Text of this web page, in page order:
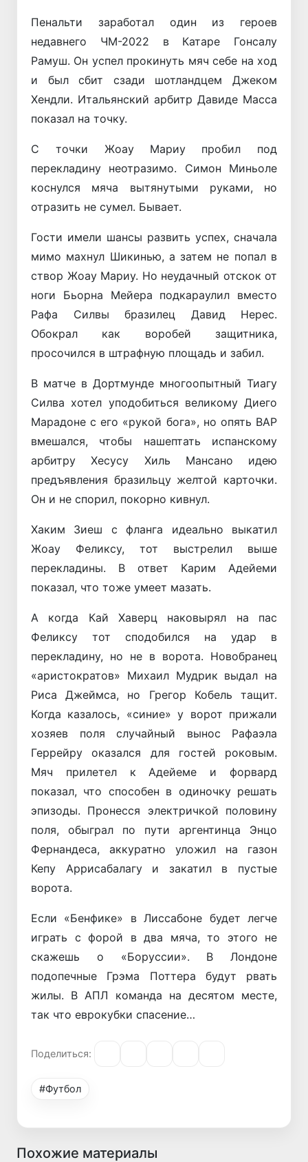
Пенальти заработал один из героев
недавнего ЧМ-2022 в Катаре Гонсалу
Рамуш. Он успел прокинуть мяч себе на ход
и был сбит сзади шотландцем Джеком
Хендли. Итальянский арбитр Давиде Масса
показал на точку.
С точки Жоау Мариу
пробил под
перекладину неотразимо. Симон Миньоле
коснулся мяча вытянутыми руками, но
отразить не сумел. Бывает.
Гости имели шансы развить успех, сначала
мимо махнул Шикинью, а затем не попал в
створ Жоау Мариу. Но неудачный отскок от
ноги Бьорна Мейера подкараулил вместо
Рафа Силвы бразилец Давид Нерес.
Обокрал как воробей защитника,
просочился в штрафную площадь и забил.
В матче в Дортмунде многоопытный Тиагу
Силва хотел уподобиться великому Диего
Марадоне с его «рукой бога», но опять ВАР
вмешался, чтобы нашептать испанскому
арбитру Хесусу Хиль Мансано идею
предъявления бразильцу желтой карточки.
Он и не спорил, покорно кивнул.
Хаким Зиеш с фланга идеально выкатил
Жоау Феликсу, тот выстрелил выше
перекладины. В ответ Карим Адейеми
показал, что тоже умеет мазать.
А когда Кай Хаверц наковырял на пас
Феликсу тот сподобился на удар в
перекладину, но не в ворота. Новобранец
«аристократов» Михаил Мудрик выдал на
Риса Джеймса, но Грегор Кобель тащит.
Когда казалось, «синие» у ворот прижали
хозяев поля случайный вынос Рафаэла
Геррейру оказался для гостей роковым.
Мяч прилетел к Адейеме и форвард
показал, что способен в одиночку решать
эпизоды. Пронесся электричкой половину
поля, обыграл по пути аргентинца Энцо
Фернандеса, аккуратно уложил на газон
Кепу Аррисабалагу и закатил в пустые
ворота.
Если «Бенфике» в Лиссабоне будет легче
играть с форой в два мяча, то этого не
скажешь о «Боруссии». В Лондоне
подопечные Грэма Поттера будут рвать
жилы. В АПЛ команда на десятом месте,
так что еврокубки спасение…
Поделиться:
#Футбол
Похожие материалы